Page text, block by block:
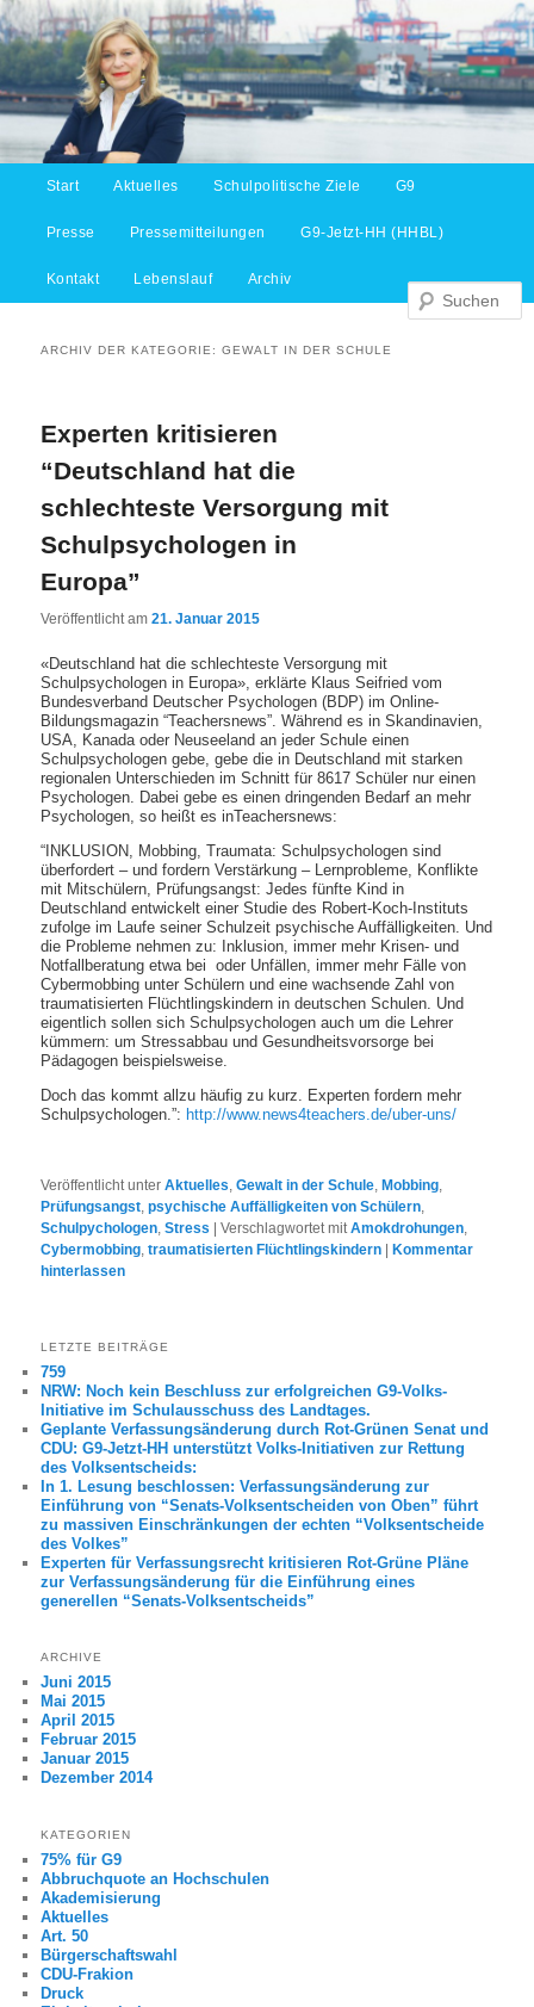
Zum Inhalt wechseln
Zum sekundären Inhalt wechseln
Start Aktuelles Schulpolitische Ziele G9
Presse Pressemitteilungen G9-Jetzt-HH (HHBL)
Kontakt Lebenslauf Archiv
ARCHIV DER KATEGORIE:GEWALT IN DER SCHULE
Experten kritisieren
“Deutschland hat die
schlechteste Versorgung mit
Schulpsychologen in
Europa”
Veröffentlicht am21. Januar 2015
«Deutschland hat die schlechteste Versorgung mit
Schulpsychologen in Europa», erklärte Klaus Seifried vom
Bundesverband Deutscher Psychologen (BDP) im Online-
Bildungsmagazin “Teachersnews”. Während es in Skandinavien,
USA, Kanada oder Neuseeland an jeder Schule einen
Schulpsychologen gebe, gebe die in Deutschland mit starken
regionalen Unterschieden im Schnitt für 8617 Schüler nur einen
Psychologen. Dabei gebe es einen dringenden Bedarf an mehr
Psychologen, so heißt es inTeachersnews:
“INKLUSION, Mobbing, Traumata: Schulpsychologen sind
überfordert – und fordern Verstärkung – Lernprobleme, Konflikte
mit Mitschülern, Prüfungsangst: Jedes fünfte Kind in
Deutschland entwickelt einer Studie des Robert-Koch-Instituts
zufolge im Laufe seiner Schulzeit psychische Auffälligkeiten. Und
die Probleme nehmen zu: Inklusion, immer mehr Krisen- und
Notfallberatung etwa bei oder Unfällen, immer mehr Fälle von
Cybermobbing unter Schülern und eine wachsende Zahl von
traumatisierten Flüchtlingskindern in deutschen Schulen. Und
eigentlich sollen sich Schulpsychologen auch um die Lehrer
kümmern: um Stressabbau und Gesundheitsvorsorge bei
Pädagogen beispielsweise.
Doch das kommt allzu häufig zu kurz. Experten fordern mehr
Schulpsychologen.”: http://www.news4teachers.de/uber-uns/
Veröffentlicht unter Aktuelles ,Gewalt in der Schule ,Mobbing
Prüfungsangst ,psychische Auffälligkeiten von Schülern
Schulpychologen ,Stress |Verschlagwortet mit Amokdrohungen
Cybermobbing ,traumatisierten Flüchtlingskindern |Kommentar
hinterlassen
LETZTE BEITRÄGE
759
NRW: Noch kein Beschluss zur erfolgreichen G9-Volks-
Initiative im Schulausschuss des Landtages.
Geplante Verfassungsänderung durch Rot-Grünen Senat und
CDU: G9-Jetzt-HH unterstützt Volks-Initiativen zur Rettung
des Volksentscheids:
In 1. Lesung beschlossen: Verfassungsänderung zur
Einführung von “Senats-Volksentscheiden von Oben” führt
zu massiven Einschränkungen der echten “Volksentscheide
des Volkes”
Experten für Verfassungsrecht kritisieren Rot-Grüne Pläne
zur Verfassungsänderung für die Einführung eines
generellen “Senats-Volksentscheids”
ARCHIVE
Juni 2015
Mai 2015
April 2015
Februar 2015
Januar 2015
Dezember 2014
KATEGORIEN
75% für G9
Abbruchquote an Hochschulen
Akademisierung
Aktuelles
Art. 50
Bürgerschaftswahl
CDU-Frakion
Druck